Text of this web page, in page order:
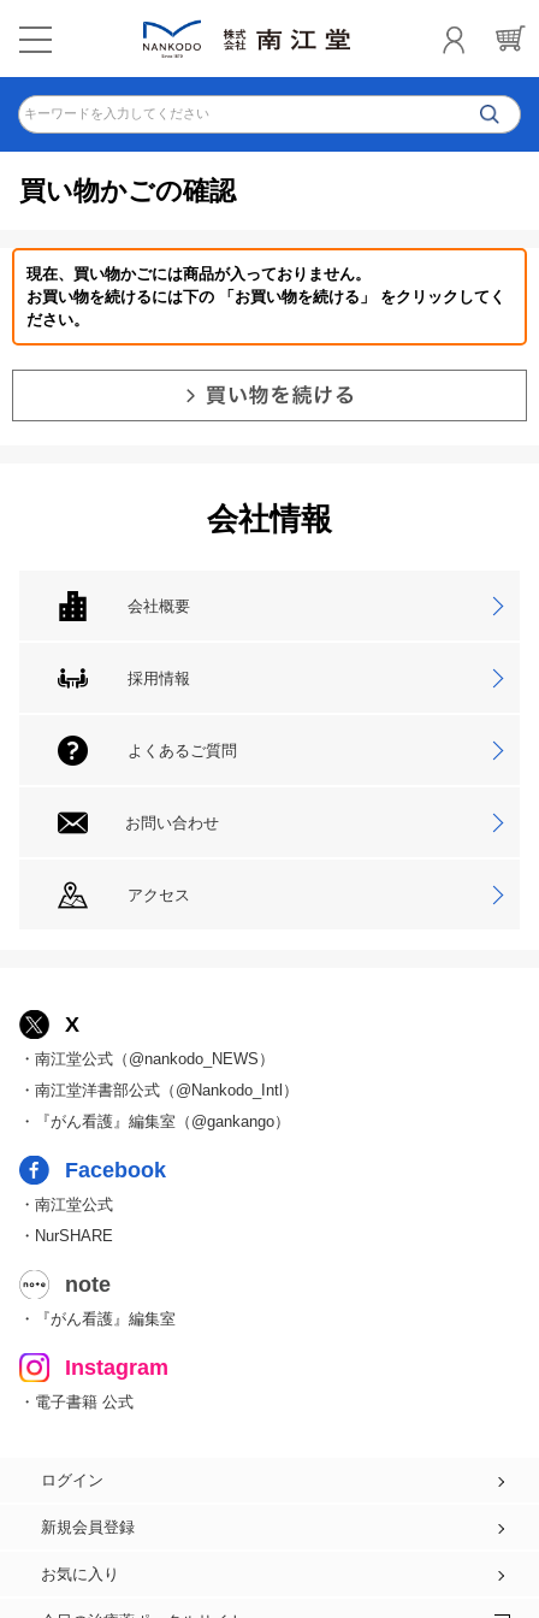
キーワードを入力してください
買い物かごの確認
現在、買い物かごには商品が入っておりません。
お買い物を続けるには下の 「お買い物を続ける」 をクリックしてく
ださい。
会社情報
会社概要
採用情報
よくあるご質問
お問い合わせ
アクセス
X
・南江堂公式（@nankodo_NEWS）
・南江堂洋書部公式（@Nankodo_Intl）
・『がん看護』編集室（@gankango）
Facebook
・南江堂公式
・NurSHARE
note
・『がん看護』編集室
Instagram
・電子書籍 公式
ログイン
新規会員登録
お気に入り